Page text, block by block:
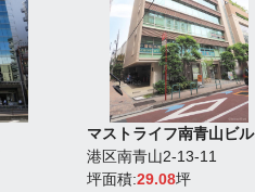
マストライフ南青山ビル
港区南青山2-13-11
坪面積:29.08坪